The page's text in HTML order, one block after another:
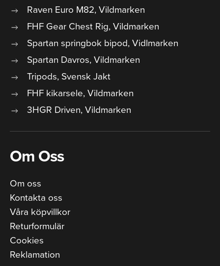
Raven Euro M82, Vildmarken
FHF Gear Chest Rig, Vildmarken
Spartan springbok bipod, Vidlmarken
Spartan Davros, Vildmarken
Tripods, Svensk Jakt
FHF kikarsele, Vildmarken
3HGR Driven, Vildmarken
Om Oss
Om oss
Kontakta oss
Våra köpvillkor
Returformulär
Cookies
Reklamation